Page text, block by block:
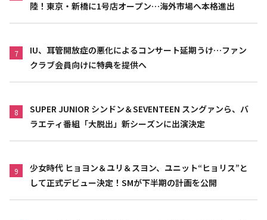
陸！東京・新橋に1号店オープン…海外市場へ本格進出
7
IU、耳管開放症の悪化によるコンサート延期うけ…ファン
クラブ会員向けに特典を提供へ
8
SUPER JUNIOR シンドン＆SEVENTEEN スングァンら、バ
ラエティ番組「大脱出」新シーズンに出演決定
9
少女時代 ヒョヨン＆ユリ＆スヨン、ユニット“ヒョリス”と
して正式デビュー決定！SMが下半期の計画を公開